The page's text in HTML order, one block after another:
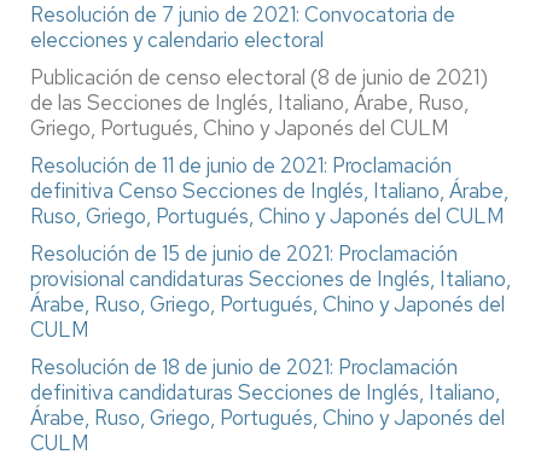
Resolución de 7 junio de 2021: Convocatoria de
elecciones y calendario electoral
Publicación de censo electoral (8 de junio de 2021)
de las Secciones de Inglés, Italiano, Árabe, Ruso,
Griego, Portugués, Chino y Japonés del CULM
Resolución de 11 de junio de 2021: Proclamación
definitiva Censo Secciones de Inglés, Italiano, Árabe,
Ruso, Griego, Portugués, Chino y Japonés del CULM
Resolución de 15 de junio de 2021: Proclamación
provisional candidaturas Secciones de Inglés, Italiano,
Árabe, Ruso, Griego, Portugués, Chino y Japonés del
CULM
Resolución de 18 de junio de 2021: Proclamación
definitiva candidaturas Secciones de Inglés, Italiano,
Árabe, Ruso, Griego, Portugués, Chino y Japonés del
CULM